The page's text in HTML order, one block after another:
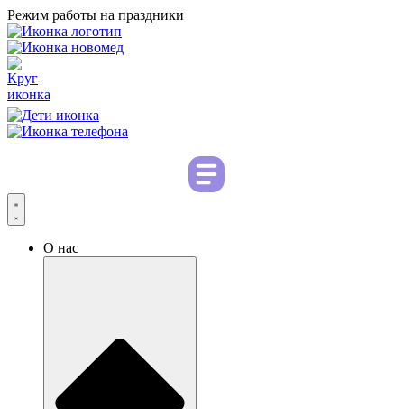
Режим работы на праздники
О нас